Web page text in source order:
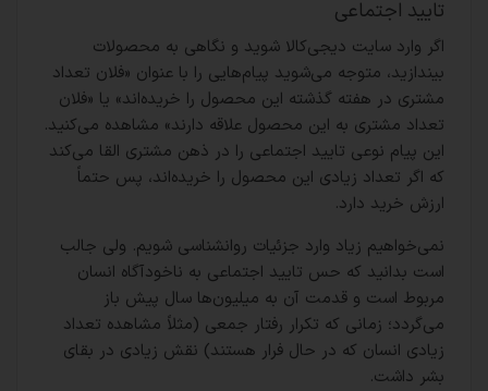
تایید اجتماعی
اگر وارد سایت دیجی‌کالا شوید و نگاهی به محصولات
بیندازید، متوجه می‌شوید پیام‌هایی را با عنوان «فلان تعداد
مشتری در هفته گذشته این محصول را خریده‌اند» یا «فلان
تعداد مشتری به این محصول علاقه دارند» مشاهده می‌کنید.
این پیام نوعی تایید اجتماعی را در ذهن مشتری القا می‌کند
که اگر تعداد زیادی این محصول را خریده‌اند، پس حتماً
ارزش خرید دارد.
نمی‌خواهیم زیاد وارد جزئیات روانشناسی شویم. ولی جالب
است بدانید که حس تایید اجتماعی به ناخودآگاه انسان
مربوط است و قدمت آن به میلیون‌ها سال پیش باز
می‌گردد؛ زمانی که تکرار رفتار جمعی (مثلاً مشاهده تعداد
زیادی انسان که در حال فرار هستند) نقش زیادی در بقای
بشر داشت.